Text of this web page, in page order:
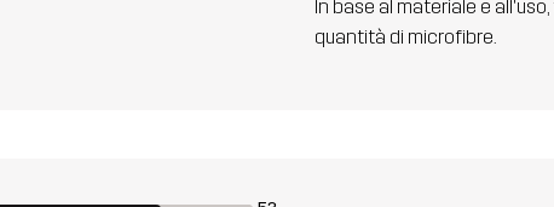
In base al materiale e
quantità di microfibre.